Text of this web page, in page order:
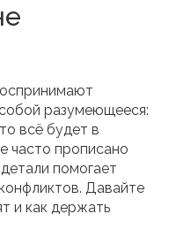
разумеющееся:
всё будет в
часто прописано
помогает
Давайте
и как держать